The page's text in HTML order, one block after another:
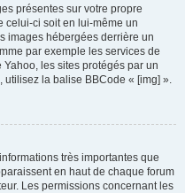
présentes sur votre propre
celui-ci soit en lui-même un
images hébergées derrière un
par exemple les services de
les sites protégés par un
utilisez la balise BBCode « [img] ».
très importantes que
en haut de chaque forum
Les permissions concernant les